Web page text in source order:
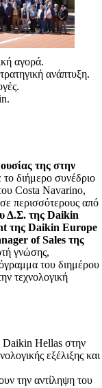
αγορά.
ανάπτυξη.
της στην
διήμερο συνέδριο
Costa Navarino,
περισσότερους από
Δ.Σ. της Daikin
της Daikin Europe
of Sales της
γνώσης,
του διημέρου
τεχνολογική
Daikin Hellas στην
εξέλιξης και
την αντίληψη του